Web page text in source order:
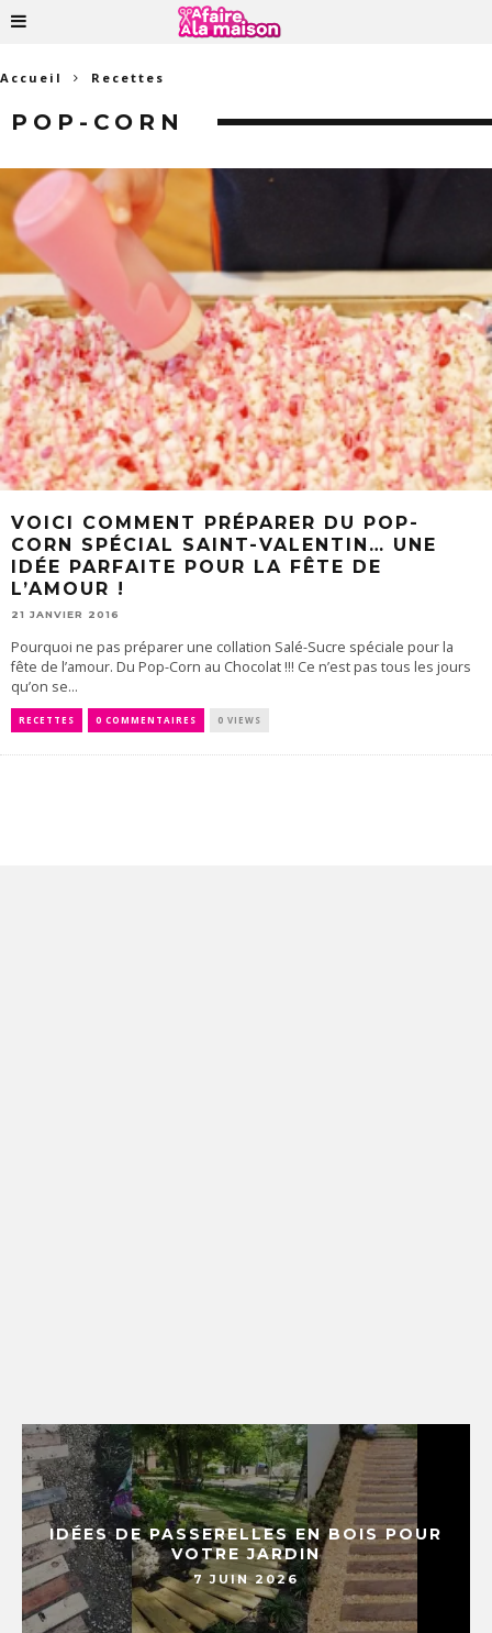
Accueil Recettes
POP-CORN
VOICI COMMENT PRÉPARER DU POP-
CORN SPÉCIAL SAINT-VALENTIN… UNE
IDÉE PARFAITE POUR LA FÊTE DE
L’AMOUR !
21 JANVIER 2016
Pourquoi ne pas préparer une collation Salé-Sucre spéciale pour la
fête de l’amour. Du Pop-Corn au Chocolat !!! Ce n’est pas tous les jours
qu’on se...
RECETTES 0 COMMENTAIRES 0 VIEWS
IDÉES DE PASSERELLES EN BOIS POUR
VOTRE JARDIN
7 JUIN 2026